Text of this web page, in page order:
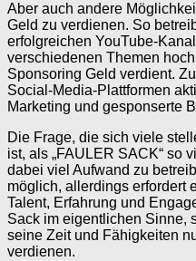
Aber auch andere
Geld zu verdienen. So
erfolgreichen YouTube-
verschiedenen Themen
Sponsoring Geld verdient.
Social-Media-Plattformen
Marketing und gesponserte
Die Frage, die sich viele
ist, als „FAULER SACK“ so
dabei viel Aufwand zu
möglich, allerdings erfordert
Talent, Erfahrung und
Sack im eigentlichen Sinne,
seine Zeit und Fähigkeiten
verdienen.